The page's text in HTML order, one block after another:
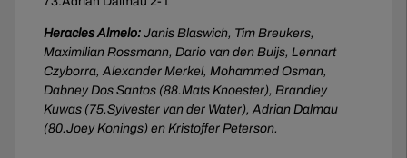
Heracles Almelo: Janis Blaswich, Tim Breukers,
Maximilian Rossmann, Dario van den Buijs, Lennart
Czyborra, Alexander Merkel, Mohammed Osman,
Dabney Dos Santos (88.Mats Knoester), Brandley
Kuwas (75.Sylvester van der Water), Adrian Dalmau
(80.Joey Konings) en Kristoffer Peterson.